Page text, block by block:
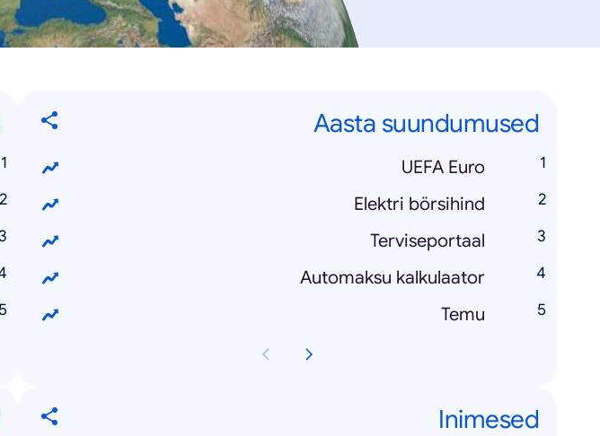
Aasta suundumused
UEFA Euro
Elektri börsihind
Terviseportaal
Automaksu kalkulaator
Temu
Inimesed